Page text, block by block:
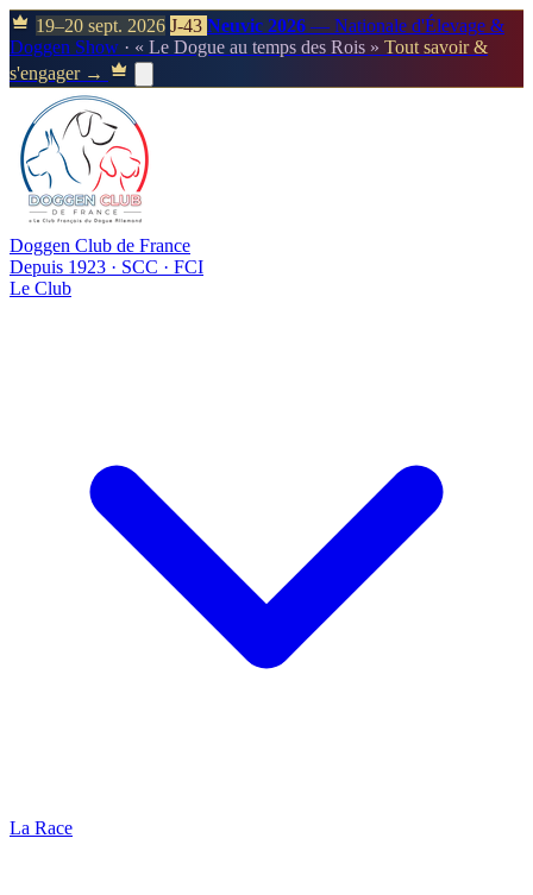
19–20 sept. 2026 J-43 Neuvic 2026 — Nationale d'Élevage &
Doggen Show · « Le Dogue au temps des Rois » Tout savoir &
s'engager →
Doggen Club de France
Depuis 1923 · SCC · FCI
Le Club
La Race